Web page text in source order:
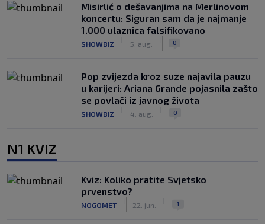
Misirlić o dešavanjima na Merlinovom
koncertu: Siguran sam da je najmanje
1.000 ulaznica falsifikovano
SHOWBIZ 5. aug. 0
Pop zvijezda kroz suze najavila pauzu
u karijeri: Ariana Grande pojasnila zašto
se povlači iz javnog života
SHOWBIZ 4. aug. 0
N1 KVIZ
Kviz: Koliko pratite Svjetsko
prvenstvo?
NOGOMET 22. jun. 1